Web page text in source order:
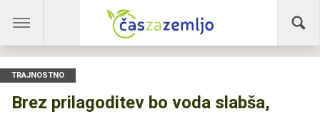
TRAJNOSTNO
Brez prilagoditev bo voda slabša,